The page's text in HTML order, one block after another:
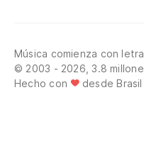
Música comienza con
© 2003 - 2026, 3.8
Hecho con
desde Brasil